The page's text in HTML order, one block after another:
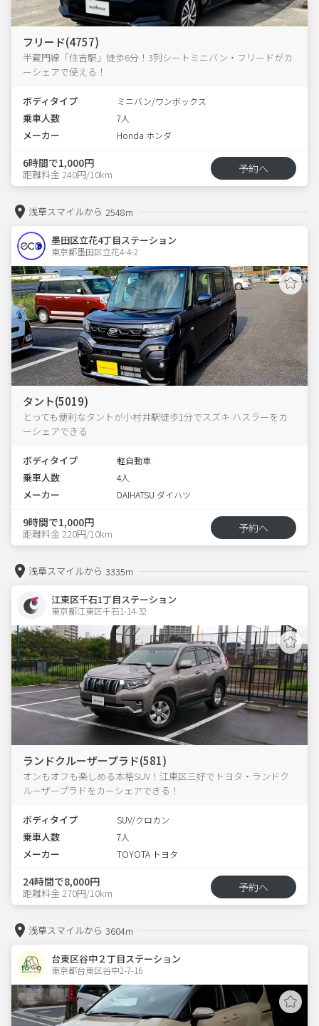
フリード(4757)
半蔵門線「住吉駅」徒歩6分！3列シートミニバン・フリードがカ
ーシェアで使える！
ボディタイプ ミニバン/ワンボックス
乗車人数 7人
メーカー Honda ホンダ
6時間で1,000円
距離料金 240円/10km 予約へ
浅草スマイルから 2548m
墨田区立花4丁目ステーション
東京都墨田区立花4-4-2
タント(5019)
とっても便利なタントが小村井駅徒歩1分でスズキ ハスラーをカ
ーシェアできる
ボディタイプ 軽自動車
乗車人数 4人
メーカー DAIHATSU ダイハツ
9時間で1,000円
距離料金 220円/10km 予約へ
浅草スマイルから 3335m
江東区千石1丁目ステーション
東京都江東区千石1-14-32
ランドクルーザープラド(581)
オンもオフも楽しめる本格SUV！江東区三好でトヨタ・ランドク
ルーザープラドをカーシェアできる！
ボディタイプ SUV/クロカン
乗車人数 7人
メーカー TOYOTA トヨタ
24時間で8,000円
距離料金 270円/10km 予約へ
浅草スマイルから 3604m
台東区谷中２丁目ステーション
東京都台東区谷中2-7-16